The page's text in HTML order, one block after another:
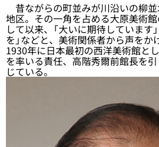
昔ながらの町並みが川沿いの柳
地区。その一角を占める大原美術
して以来、「大いに期待しています
を」などと、美術関係者から声をか
1930年に日本最初の西洋美術館と
を率いる責任、高階秀爾前館長を
じている。